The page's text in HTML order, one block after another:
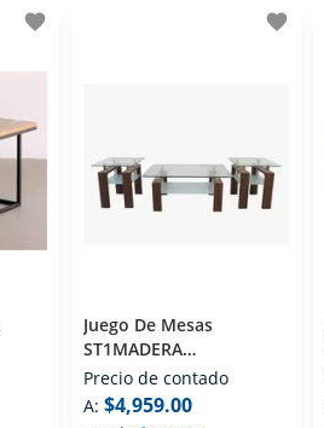
favorite favorite
Juego De Mesas
ST1MADERA
Contemporaneo
Precio de contado
A: $4,959.00